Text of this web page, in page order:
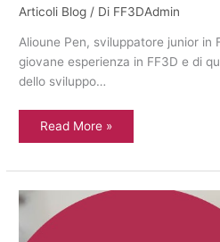
Articoli Blog / Di FF3DAdmin
Alioune Pen, sviluppatore junior in
giovane esperienza in FF3D e di
dello sviluppo…
Read More »
Come
applicazioni
web